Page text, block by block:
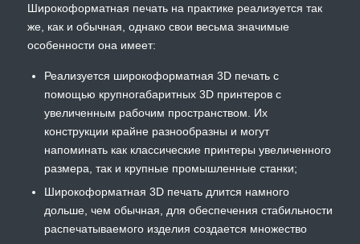
Широкоформатная печать на практике реализуется так
же, как и обычная, однако свои весьма значимые
особенности она имеет:
Реализуется широкоформатная 3D печать с
помощью крупногабаритных 3D принтеров с
увеличенным рабочим пространством. Их
конструкции крайне разнообразны и могут
напоминать как классические принтеры увеличенного
размера, так и крупные промышленные станки;
Широкоформатная 3D печать длится намного
дольше, чем обычная, для обеспечения стабильности
распечатываемого изделия создается множество